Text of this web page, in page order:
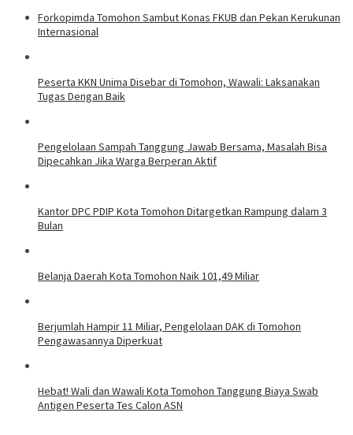
Forkopimda Tomohon Sambut Konas FKUB dan Pekan Kerukunan
Internasional
Peserta KKN Unima Disebar di Tomohon, Wawali: Laksanakan
Tugas Dengan Baik
Pengelolaan Sampah Tanggung Jawab Bersama, Masalah Bisa
Dipecahkan Jika Warga Berperan Aktif
Kantor DPC PDIP Kota Tomohon Ditargetkan Rampung dalam 3
Bulan
Belanja Daerah Kota Tomohon Naik 101,49 Miliar
Berjumlah Hampir 11 Miliar, Pengelolaan DAK di Tomohon
Pengawasannya Diperkuat
Hebat! Wali dan Wawali Kota Tomohon Tanggung Biaya Swab
Antigen Peserta Tes Calon ASN